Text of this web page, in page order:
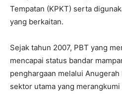
Tempatan (KPKT) serta
yang berkaitan.
Sejak tahun 2007, PBT yang
mencapai status bandar
penghargaan melalui Anugerah
sektor utama yang